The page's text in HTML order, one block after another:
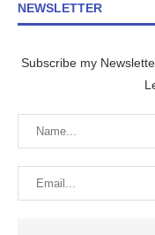
NEWSLETTER
Subscribe my